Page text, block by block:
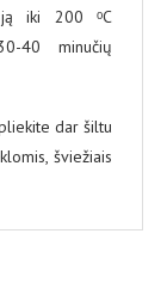
iki 200 ᵒC
40 minučių
dar šiltu
šviežiais